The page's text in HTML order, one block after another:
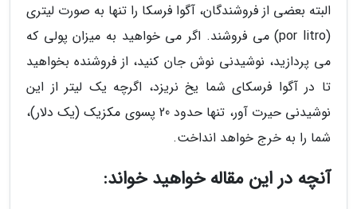
البته بعضی از فروشندگان، آگوا فرسکا را تنها به صورت لیتری
(por litro) می فروشند. اگر می خواهید به میزان پولی که
می پردازید، نوشیدنی نوش جان کنید، از فروشنده بخواهید
تا در آگوا فرسکای شما یخ نریزد، اگرچه یک لیتر از این
نوشیدنی حیرت آور، تنها حدود 20 پسوی مکزیک (یک دلار)،
شما را به خرج خواهد انداخت.
آنچه در این مقاله خواهید خواند: